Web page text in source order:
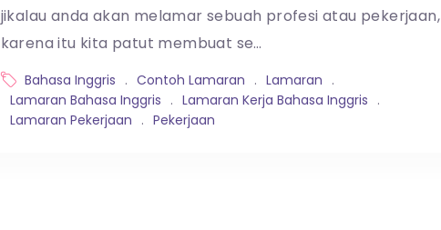
jikalau anda akan melamar sebuah profesi atau pekerjaan,
karena itu kita patut membuat se…
Bahasa Inggris . Contoh Lamaran . Lamaran .
Lamaran Bahasa Inggris . Lamaran Kerja Bahasa Inggris .
Lamaran Pekerjaan . Pekerjaan